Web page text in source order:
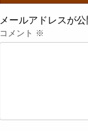
メールアドレスが
コメント ※